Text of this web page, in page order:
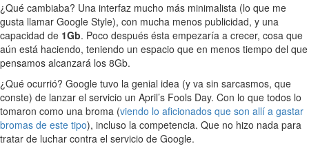
¿Qué cambiaba? Una interfaz mucho más minimalista (lo que me
gusta llamar Google Style), con mucha menos publicidad, y una
capacidad de 1Gb. Poco después ésta empezaría a crecer, cosa que
aún está haciendo, teniendo un espacio que en menos tiempo del que
pensamos alcanzará los 8Gb.
¿Qué ocurrió? Google tuvo la genial idea (y va sin sarcasmos, que
conste) de lanzar el servicio un April’s Fools Day. Con lo que todos lo
tomaron como una broma (viendo lo aficionados que son allí a gastar
bromas de este tipo), incluso la competencia. Que no hizo nada para
tratar de luchar contra el servicio de Google.